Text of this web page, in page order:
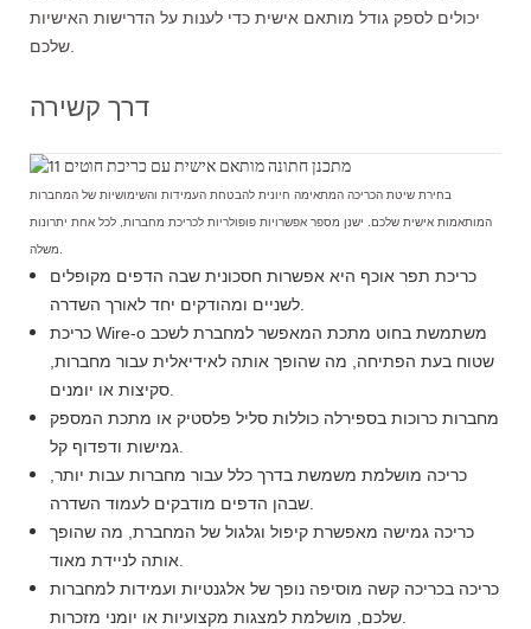
יכולים לספק גודל מותאם אישית כדי לענות על הדרישות האישיות
דרך קשירה
בחירת שיטת הכריכה המתאימה חיונית להבטחת העמידות והשימושיות של המחברות
המותאמות אישית שלכם. ישנן מספר אפשרויות פופולריות לכריכת מחברות, לכל אחת יתרונות
כריכת תפר אוכף היא אפשרות חסכונית שבה הדפים מקופלים
לשניים ומהודקים יחד לאורך השדרה.
כריכת Wire-o משתמשת בחוט מתכת המאפשר למחברת לשכב
שטוח בעת הפתיחה, מה שהופך אותה לאידיאלית עבור מחברות,
סקיצות או יומנים.
מחברות כרוכות בספירלה כוללות סליל פלסטיק או מתכת המספק
גמישות ודפדוף קל.
כריכה מושלמת משמשת בדרך כלל עבור מחברות עבות יותר,
שבהן הדפים מודבקים לעמוד השדרה.
כריכה גמישה מאפשרת קיפול וגלגול של המחברת, מה שהופך
כריכה בכריכה קשה מוסיפה נופך של אלגנטיות ועמידות למחברות
שלכם, מושלמת למצגות מקצועיות או יומני מזכרות.